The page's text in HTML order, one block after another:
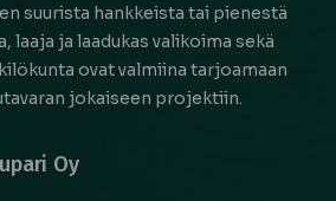
suurista hankkeista tai pienestä
laaja ja laadukas valikoima sekä
ovat valmiina tarjoamaan
jokaiseen projektiin.
Oy